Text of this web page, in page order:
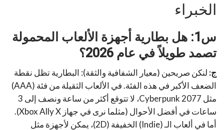
الخبراء
س1: هل بطارية أجهزة الألعاب المحمولة
تصمد طويلاً في عام 2026؟
ج: لنكن صريحين (معيار الشفافية والثقة): البطارية تظل نقطة
الضعف الأكبر في هذه الفئة. في الألعاب الثقيلة من فئة (AAA)
مثل Cyberpunk 2077، لا تتوقع أكثر من ساعة ونصف إلى 3
ساعات في أفضل الأحوال (مثلما نرى في جهاز Xbox Ally X).
أما في ألعاب الـ (Indie) الخفيفة (2D)، يمكن لأجهزة مثل